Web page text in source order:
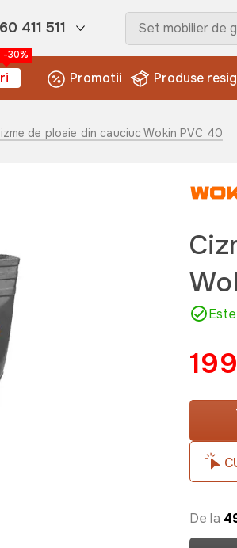
411 511
-30%
Promotii Produse
de ploaie din cauciuc Wokin PVC 40
De la